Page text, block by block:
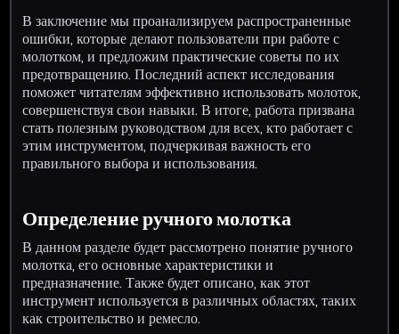
В заключение мы проанализируем распространенные
ошибки, которые делают пользователи при работе с
молотком, и предложим практические советы по их
предотвращению. Последний аспект исследования
поможет читателям эффективно использовать молоток,
совершенствуя свои навыки. В итоге, работа призвана
стать полезным руководством для всех, кто работает с
этим инструментом, подчеркивая важность его
правильного выбора и использования.
Определение ручного молотка
В данном разделе будет рассмотрено понятие ручного
молотка, его основные характеристики и
предназначение. Также будет описано, как этот
инструмент используется в различных областях, таких
как строительство и ремесло.